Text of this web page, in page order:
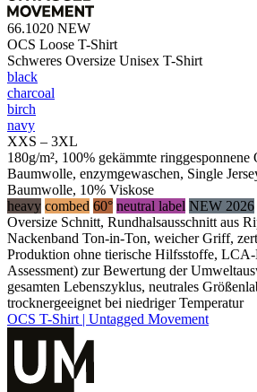
66.1020 NEW
OCS Loose T-Shirt
Schweres Oversize Unisex T-Shirt
black
charcoal
birch
navy
XXS – 3XL
180g/m², 100% gekämmte
Baumwolle, enzymgewaschen, Single
Baumwolle, 10% Viskose
heavy combed 60° neutral label NEW 2026
Oversize Schnitt, Rundhalsausschnitt aus
Nackenband Ton-in-Ton, weicher Griff,
Produktion ohne tierische Hilfsstoffe,
Assessment) zur Bewertung der
gesamten Lebenszyklus, neutrales
trocknergeeignet bei niedriger Temperatur
OCS T-Shirt | Untagged Movement